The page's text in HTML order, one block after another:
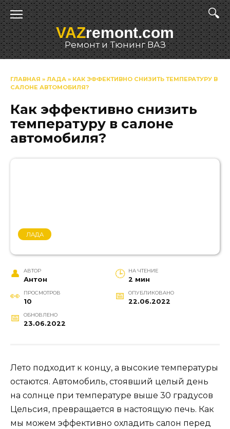
Перейти
к
содержаниюVAZremont.com
Ремонт и Тюнинг ВАЗ
ГЛАВНАЯ » ЛАДА » КАК ЭФФЕКТИВНО СНИЗИТЬ ТЕМПЕРАТУРУ В
САЛОНЕ АВТОМОБИЛЯ?
Как эффективно снизить
температуру в салоне
автомобиля?
ЛАДА
АВТОР
Антон
НА ЧТЕНИЕ
2 мин
ПРОСМОТРОВ
10
ОПУБЛИКОВАНО
22.06.2022
ОБНОВЛЕНО
23.06.2022
Лето подходит к концу, а высокие температуры
остаются. Автомобиль, стоявший целый день
на солнце при температуре выше 30 градусов
Цельсия, превращается в настоящую печь. Как
мы можем эффективно охладить салон перед